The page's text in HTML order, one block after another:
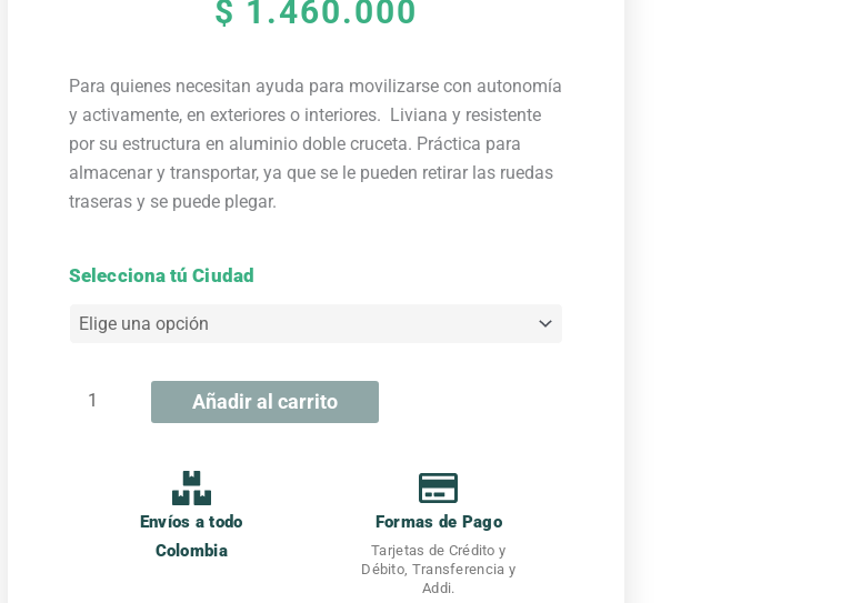
$ 1.460.000
Para quienes necesitan ayuda para movilizarse con autonomía
y activamente, en exteriores o interiores. Liviana y resistente
por su estructura en aluminio doble cruceta. Práctica para
almacenar y transportar, ya que se le pueden retirar las ruedas
traseras y se puede plegar.
Selecciona tú Ciudad
Silla
ruedas
Añadir al carrito
Envíos a todo
Colombia
Formas de Pago
Tarjetas de Crédito y
Débito, Transferencia y
Addi.